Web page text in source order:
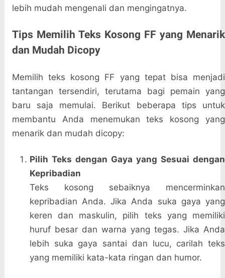
lebih mudah mengenali dan mengingatnya.
Tips Memilih Teks Kosong FF yang Menarik
dan Mudah Dicopy
Memilih teks kosong FF yang tepat bisa menjadi
tantangan tersendiri, terutama bagi pemain yang
baru saja memulai. Berikut beberapa tips untuk
membantu Anda menemukan teks kosong yang
menarik dan mudah dicopy:
Pilih Teks dengan Gaya yang Sesuai dengan
Kepribadian
Teks kosong sebaiknya mencerminkan
kepribadian Anda. Jika Anda suka gaya yang
keren dan maskulin, pilih teks yang memiliki
huruf besar dan warna yang tegas. Jika Anda
lebih suka gaya santai dan lucu, carilah teks
yang memiliki kata-kata ringan dan humor.